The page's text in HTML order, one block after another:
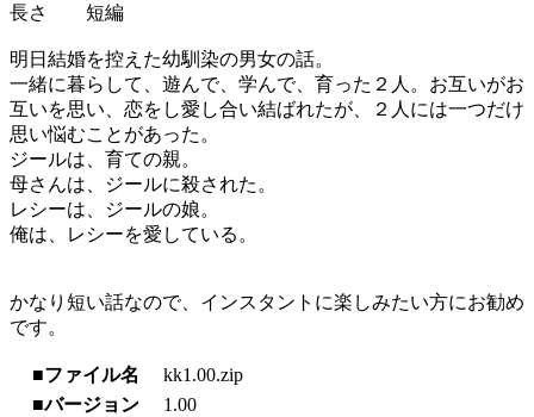
長さ 短編
明日結婚を控えた幼馴染の男女の話。
一緒に暮らして、遊んで、学んで、育った２人。お互いがお
互いを思い、恋をし愛し合い結ばれたが、２人には一つだけ
思い悩むことがあった。
ジールは、育ての親。
母さんは、ジールに殺された。
レシーは、ジールの娘。
俺は、レシーを愛している。
かなり短い話なので、インスタントに楽しみたい方にお勧め
です。
■ファイル名
kk1.00.zip
■バージョン
1.00